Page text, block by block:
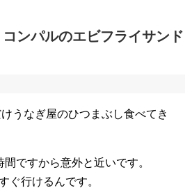
ンパルのエビフライサンド
うなぎ屋のひつまぶし食べてき
ですから意外と近いです。
ぐ行けるんです。